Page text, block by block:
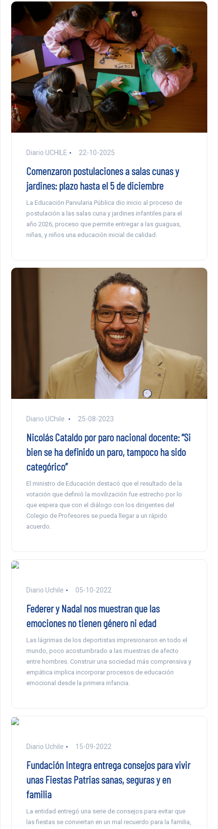
Diario UCHILE 22-10-2025
Comenzaron postulaciones a salas cunas y
jardines: plazo hasta el 5 de diciembre
La Educación Parvularia Pública dio inicio al proceso de
postulación a las salas cuna y jardines infantiles para el
año 2026, proceso que permite entregar a las guaguas,
niñas, y niños una educación inicial de calidad.
Diario UChile 25-08-2023
Nicolás Cataldo por paro nacional docente: “Si
bien se ha definido un paro, tampoco ha sido
categórico”
El ministro de Educación destacó que el resultado de la
votación que definió la movilización fue estrecho por lo
que espera que con el diálogo con los dirigentes del
Colegio de Profesores se pueda llegar a un rápido
acuerdo.
Diario Uchile 05-10-2022
Federer y Nadal nos muestran que las
emociones no tienen género ni edad
Las lágrimas de los deportistas impresionaron en todo el
mundo, poco acostumbrado a las muestras de afecto
entre hombres. Construir una sociedad más comprensiva y
empática implica incorporar procesos de educación
emocional desde la primera infancia.
Diario Uchile 15-09-2022
Fundación Integra entrega consejos para vivir
unas Fiestas Patrias sanas, seguras y en
familia
La entidad entregó una serie de consejos para evitar que
las fiestas se conviertan en un mal recuerdo para la familia,